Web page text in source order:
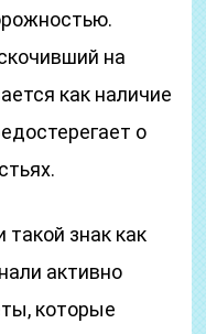
на
как наличие
о
знак как
активно
которые